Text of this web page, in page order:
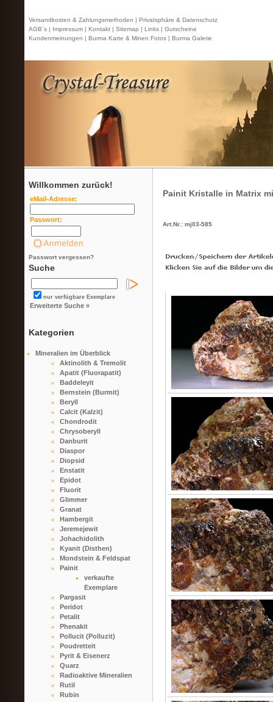
Versandkosten & Zahlungsmethoden | Privatsphäre & Datenschutz
AGB`s | Impressum | Kontakt | Sitemap | Links | Gutscheine
Kundenmeinungen | Burma Karte & Minen Fotos | Burma Galerie
Willkommen zurück!
eMail-Adresse:
Passwort:
Passwort vergessen?
Suche
nur verfügbare Exemplare
Erweiterte Suche »
Kategorien
Mineralien im Überblick
Aktinolith & Tremolit
Apatit (Fluorapatit)
Baddeleyit
Bernstein (Burmit)
Beryll
Calcit (Kalzit)
Chondrodit
Chrysoberyll
Danburit
Diaspor
Diopsid
Enstatit
Epidot
Fluorit
Glimmer
Granat
Hambergit
Jeremejewit
Johachidolith
Kyanit (Disthen)
Mondstein & Feldspat
Painit
verkaufte
Exemplare
Pargasit
Peridot
Petalit
Phenakit
Pollucit (Polluzit)
Poudretteit
Pyrit & Eisenerz
Quarz
Radioaktive Mineralien
Rutil
Rubin
Painit Kristalle in Matrix
Art.Nr.: mj03-585